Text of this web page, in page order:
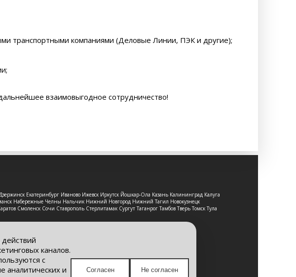
транспортными компаниями (Деловые Линии, ПЭК и другие);
взаимовыгодное сотрудничество!
Екатеринбург Иваново Ижевск Иркутск Йошкар-Ола Казань Калининград Калуга
Набережные Челны Нальчик Нижний Новгород Нижний Тагил Новокузнецк
Смоленск Сочи Ставрополь Стерлитамак Сургут Таганрог Тамбов Тверь Томск Тула
данный интернет-сайт носит исключительно
на сайте, не является публичной офертой,
каналов.
с
аналитических и
Согласен Не согласен